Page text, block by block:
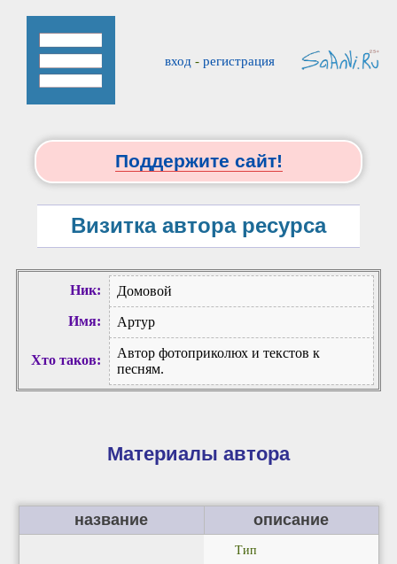
вход - регистрация
Поддержите сайт!
Визитка автора ресурса
Ник:
Домовой
Имя:
Артур
Хто таков:
Автор фотоприколюх и текстов к
песням.
Материалы автора
название описание
Тип